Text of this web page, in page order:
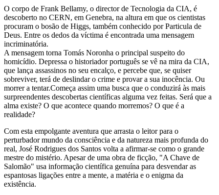
O corpo de Frank Bellamy, o director de Tecnologia da CIA, é
descoberto no CERN, em Genebra, na altura em que os cientistas
procuram o bosão de Higgs, também conhecido por Particula de
Deus. Entre os dedos da víctima é encontrada uma mensagem
incriminatória.
A mensagem torna Tomás Noronha o principal suspeito do
homicídio. Depressa o historiador português se vê na mira da CIA,
que lança assassinos no seu encalço, e percebe que, se quiser
sobreviver, terá de deslindar o crime e provar a sua inocência. Ou
morrer a tentar.Começa assim uma busca que o conduzirá às mais
surpreendentes descobertas científicas alguma vez feitas. Será que a
alma existe? O que acontece quando morremos? O que é a
realidade?
Com esta empolgante aventura que arrasta o leitor para o
perturbador mundo da consciência e da natureza mais profunda do
real, José Rodrigues dos Santos volta a afirmar-se como o grande
mestre do mistério. Apesar de uma obra de ficção, "A Chave de
Salomão" usa informação científica genuína para desvendar as
espantosas ligações entre a mente, a matéria e o enigma da
existência.